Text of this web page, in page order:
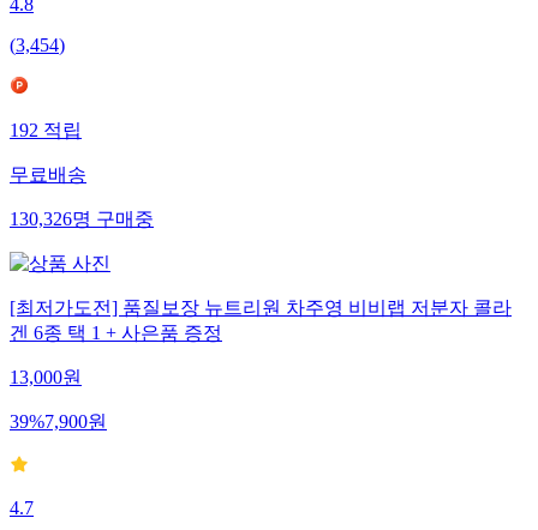
4.8
(3,454)
192적립
무료배송
130,326명구매중
[최저가도전] 품질보장 뉴트리원 차주영 비비랩 저분자 콜라
겐 6종 택 1 + 사은품 증정
13,000원
39%7,900원
4.7